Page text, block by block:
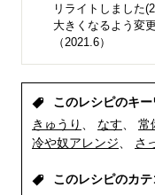
リライトしました
大きくなるよう変
（2021.6）
このレシピのキー
きゅうり
なす 常
冷や奴アレンジ
さ
このレシピのカ